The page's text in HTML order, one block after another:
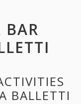
BAR
BALLETTI